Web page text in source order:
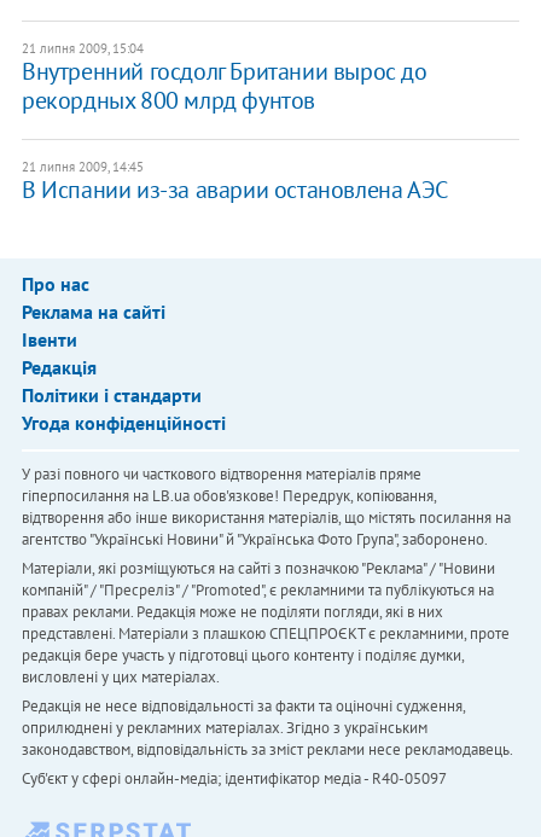
21 липня 2009, 15:04
Внутренний госдолг Британии вырос до
рекордных 800 млрд фунтов
21 липня 2009, 14:45
В Испании из-за аварии остановлена АЭС
Про нас
Реклама на сайті
Івенти
Редакція
Політики і стандарти
Угода конфіденційності
У разі повного чи часткового відтворення матеріалів пряме
гіперпосилання на LB.ua обов'язкове! Передрук, копіювання,
відтворення або інше використання матеріалів, що містять посилання на
агентство "Українськi Новини" й "Українська Фото Група", заборонено.
Матеріали, які розміщуються на сайті з позначкою "Реклама" / "Новини
компаній" / "Пресреліз" / "Promoted", є рекламними та публікуються на
правах реклами. Редакція може не поділяти погляди, які в них
представлені. Матеріали з плашкою СПЕЦПРОЄКТ є рекламними, проте
редакція бере участь у підготовці цього контенту і поділяє думки,
висловлені у цих матеріалах.
Редакція не несе відповідальності за факти та оціночні судження,
оприлюднені у рекламних матеріалах. Згідно з українським
законодавством, відповідальність за зміст реклами несе рекламодавець.
Cуб'єкт у сфері онлайн-медіа; ідентифікатор медіа - R40-05097